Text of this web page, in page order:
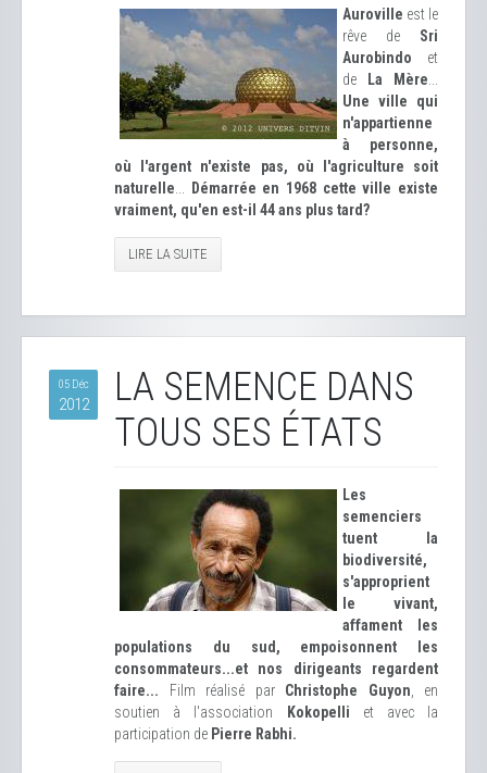
Auroville est le
rêve de Sri
Aurobindo et
de
La Mère
Une ville qui
n'appartienne
à personne,
où l'argent n'existe pas, où l'agriculture soit
naturelle
Démarrée en 1968 cette ville existe
vraiment, qu'en est-il 44 ans plus tard?
LIRE LA SUITE
05 Déc
2012
LA SEMENCE DANS
TOUS SES ÉTATS
Les
semenciers
tuent la
biodiversité,
s'approprient
le vivant,
affament les
populations du sud, empoisonnent les
consommateurs...et nos dirigeants regardent
faire... Film réalisé par Christophe Guyon , en
soutien à l'association
Kokopelli et avec la
participation de Pierre Rabhi.